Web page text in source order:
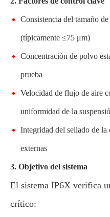
Consistencia del tamaño
(típicamente ≤75 μm)
Concentración de polvo
prueba
Velocidad de flujo de aire
uniformidad de la
Integridad del sellado de la
externas
3. Objetivo del sistema
El sistema IP6X verifica
crítico: